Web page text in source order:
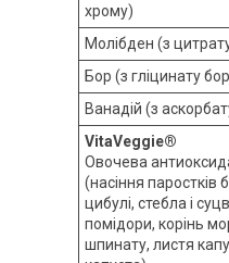
хрому)
Молібден (з
Бор (з гліцинату
Ванадій (з
VitaVeggie®
Овочева
(насіння паростків
цибулі, стебла і
помідори, корінь
шпинату, листя